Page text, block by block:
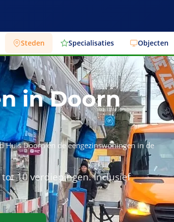
Steden Specialisaties Objecten
in Doorn
Doorn en de eengezinswoningen in de
10 verdiepingen. Inclusief